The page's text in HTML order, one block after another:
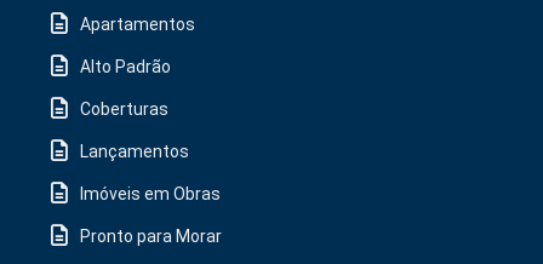
Apartamentos
Alto Padrão
Coberturas
Lançamentos
Imóveis em Obras
Pronto para Morar